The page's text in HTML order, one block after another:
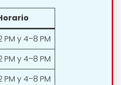
PM y 4–8 PM
PM y 4–8 PM
PM y 4–8 PM